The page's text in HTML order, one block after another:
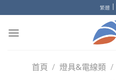
to
content
繁體 |
首頁 / 燈具&電線類 /